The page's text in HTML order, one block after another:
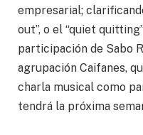
empresarial;
out”, o el “quiet
participación de Sabo
agrupación Caifanes,
charla musical como
tendrá la próxima